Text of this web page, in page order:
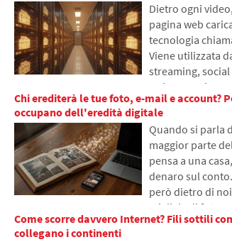
spiegheremo
i grandi modelli
perché a volte
risposte false e
programmatori
problema.
Dietro ogni
pagina web
tecnologia
Viene utilizzata
streaming,
web comuni,
persone non ne
sentito parlare.
spiegheremo
questa
funziona, perché
di internet viene
diverse parti del
odierno
Chi erediterà le tue foto, e-mail e account?
occupano dell'eredità digitale
Quando si parla
maggior parte
pensa a una
denaro sul
però dietro di
migliaia di foto,
sui social
Come scorre davvero Internet? Fili sottili
collegano i continenti